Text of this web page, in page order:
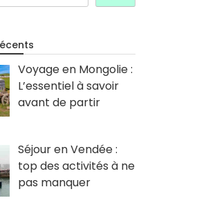
Voyage en Mongolie :
L’essentiel à savoir
avant de partir
Séjour en Vendée :
top des activités à ne
pas manquer